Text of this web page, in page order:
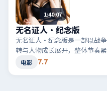
1:40:07
无名证人·纪念版
无名证人·纪念版是一部以战
转与人物成长展开，整体节奏
电影 7.7